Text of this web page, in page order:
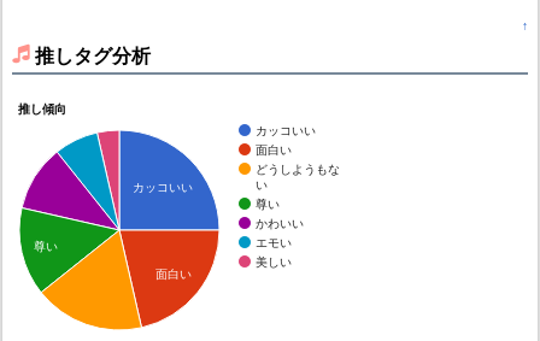
↑
推しタグ分析
推し傾向
カッコいい
面白い
どうしようもな
い
尊い
かわいい
エモい
美しい
カッコいい
面白い
尊い